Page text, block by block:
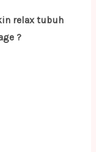
relax tubuh
?